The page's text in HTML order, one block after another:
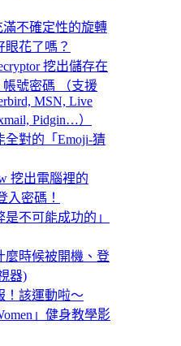
滿不確定性的旋轉
眼花了嗎？
挖出儲存在
帳號密碼 （支援
MSN, Live
Pidgin…）
全對的「Emoji-猜
挖出電腦裡的
入密碼！
不可能成功的」
麼時候被開機、登
器)
！該運動啦～
」健身教學影